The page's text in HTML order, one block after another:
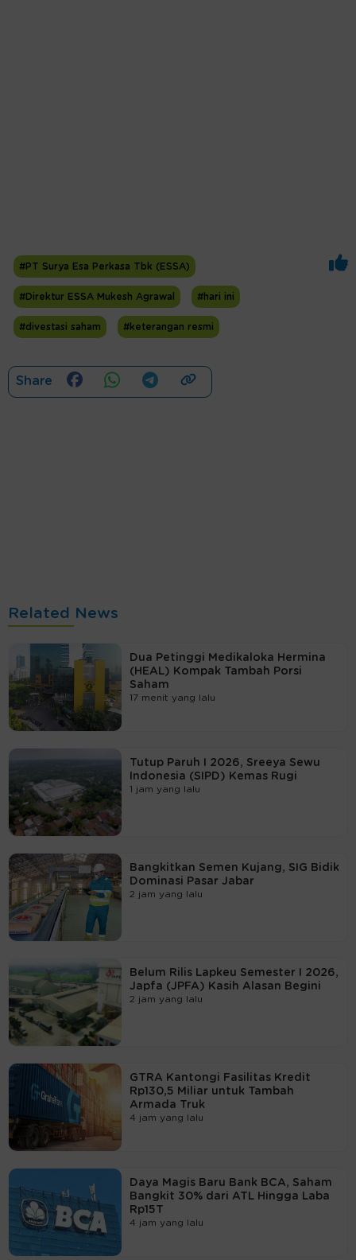
#PT Surya Esa Perkasa Tbk (ESSA)
#Direktur ESSA Mukesh Agrawal #hari ini
#divestasi saham #keterangan resmi
Share
Related News
Dua Petinggi Medikaloka Hermina
(HEAL) Kompak Tambah Porsi
Saham
17 menit yang lalu
Tutup Paruh I 2026, Sreeya Sewu
Indonesia (SIPD) Kemas Rugi
1 jam yang lalu
Bangkitkan Semen Kujang, SIG Bidik
Dominasi Pasar Jabar
2 jam yang lalu
Belum Rilis Lapkeu Semester I 2026,
Japfa (JPFA) Kasih Alasan Begini
2 jam yang lalu
GTRA Kantongi Fasilitas Kredit
Rp130,5 Miliar untuk Tambah
Armada Truk
4 jam yang lalu
Daya Magis Baru Bank BCA, Saham
Bangkit 30% dari ATL Hingga Laba
Rp15T
4 jam yang lalu